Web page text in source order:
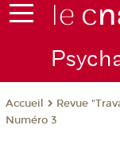
Accueil Revue
Numéro 3